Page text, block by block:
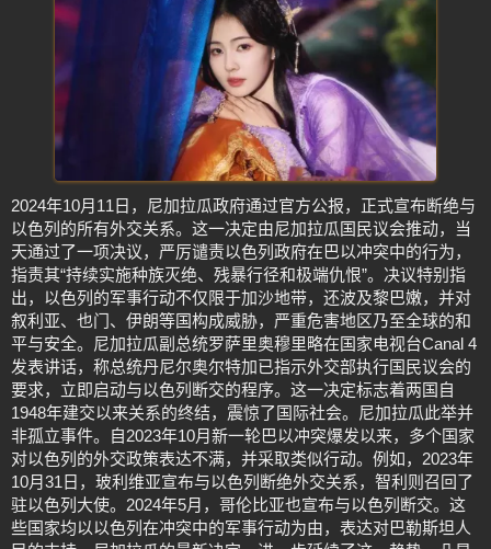
2024年10月11日，尼加拉瓜政府通过官方公报，正式宣布断绝与
以色列的所有外交关系。这一决定由尼加拉瓜国民议会推动，当
天通过了一项决议，严厉谴责以色列政府在巴以冲突中的行为，
指责其“持续实施种族灭绝、残暴行径和极端仇恨”。决议特别指
出，以色列的军事行动不仅限于加沙地带，还波及黎巴嫩，并对
叙利亚、也门、伊朗等国构成威胁，严重危害地区乃至全球的和
平与安全。尼加拉瓜副总统罗萨里奥穆里略在国家电视台Canal 4
发表讲话，称总统丹尼尔奥尔特加已指示外交部执行国民议会的
要求，立即启动与以色列断交的程序。这一决定标志着两国自
1948年建交以来关系的终结，震惊了国际社会。尼加拉瓜此举并
非孤立事件。自2023年10月新一轮巴以冲突爆发以来，多个国家
对以色列的外交政策表达不满，并采取类似行动。例如，2023年
10月31日，玻利维亚宣布与以色列断绝外交关系，智利则召回了
驻以色列大使。2024年5月，哥伦比亚也宣布与以色列断交。这
些国家均以以色列在冲突中的军事行动为由，表达对巴勒斯坦人